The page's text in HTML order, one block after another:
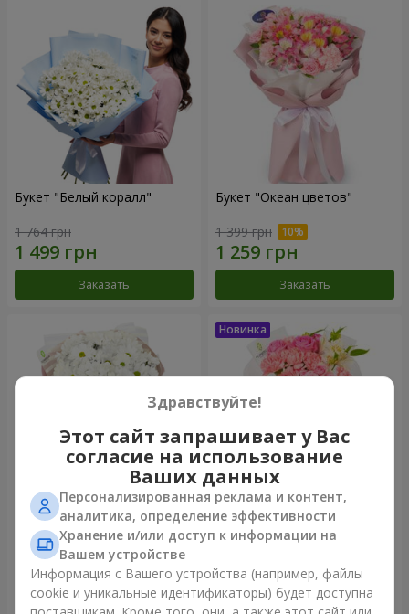
Букет "Белый коралл"
1 764 грн
Заказать
Букет "Океан цветов"
1 399 грн
Заказать
Букет "White happiness"
999 грн
Заказать
Букет "Розовый зефир"
Заказать
Здравствуйте!
Этот сайт запрашивает у Вас
согласие на использование
Ваших данных
Персонализированная реклама и контент,
аналитика, определение эффективности
Хранение и/или доступ к информации на
Вашем устройстве
Информация с Вашего устройства (например, файлы
cookie и уникальные идентификаторы) будет доступна